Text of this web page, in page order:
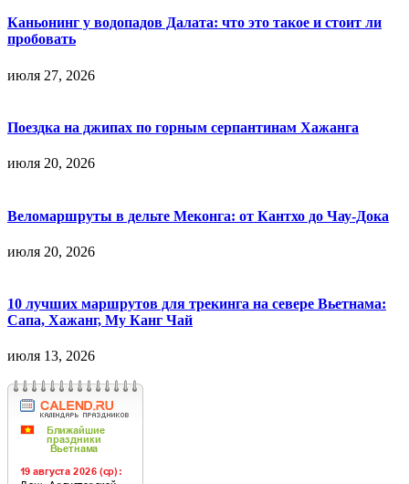
Каньонинг у водопадов Далата: что это такое и стоит ли
пробовать
июля 27, 2026
Поездка на джипах по горным серпантинам Хажанга
июля 20, 2026
Веломаршруты в дельте Меконга: от Кантхо до Чау-Дока
июля 20, 2026
10 лучших маршрутов для трекинга на севере Вьетнама:
Сапа, Хажанг, Му Канг Чай
июля 13, 2026